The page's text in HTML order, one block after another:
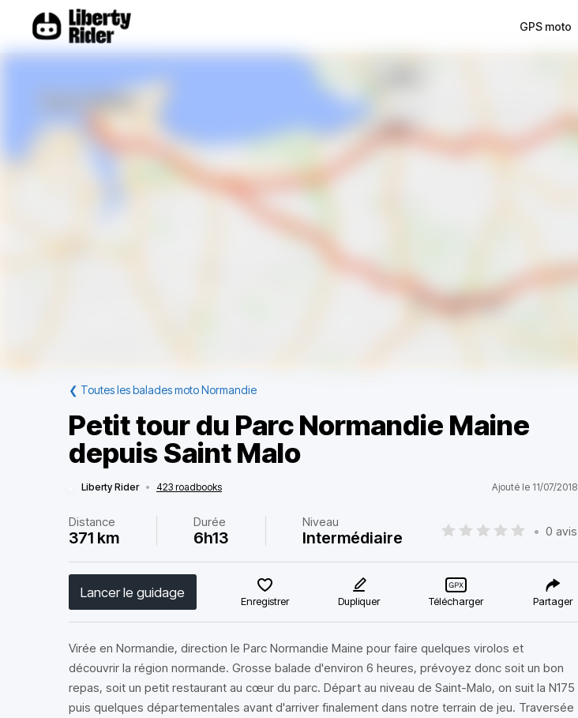
GPS moto
❮ Toutes les balades moto Normandie
Petit tour du Parc Normandie Maine
depuis Saint Malo
Liberty Rider • 423 roadbooks Ajouté le 11/07/2018
Distance
371 km
Durée
6h13
Niveau
Intermédiaire • 0 avis
Lancer le guidage
Enregistrer Dupliquer Télécharger Partager
Virée en Normandie, direction le Parc Normandie Maine pour faire quelques virolos et
découvrir la région normande. Grosse balade d'environ 6 heures, prévoyez donc soit un bon
repas, soit un petit restaurant au cœur du parc. Départ au niveau de Saint-Malo, on suit la N175
puis quelques départementales avant d'arriver finalement dans notre terrain de jeu. Traversée